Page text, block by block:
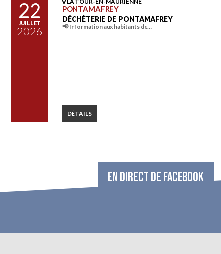
22
JUILLET
2026
LA TOUR-EN-MAURIENNE
PONTAMAFREY
DÉCHÈTERIE DE PONTAMAFREY
📢 Information aux habitants de…
DÉTAILS
EN DIRECT DE FACEBOOK